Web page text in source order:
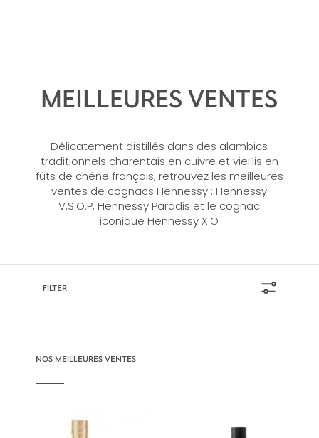
MEILLEURES VENTES
Délicatement distillés dans des alambics
traditionnels charentais en cuivre et vieillis en
fûts de chêne français, retrouvez les meilleures
ventes de cognacs Hennessy : Hennessy
V.S.O.P, Hennessy Paradis et le cognac
iconique Hennessy X.O
FILTER
NOS MEILLEURES VENTES